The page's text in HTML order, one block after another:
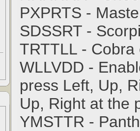
PXPRTS -
SDSSRT -
TRTTLL - Cobra
WLLVDD -
press Left, Up,
Up, Right at the
YMSTTR -